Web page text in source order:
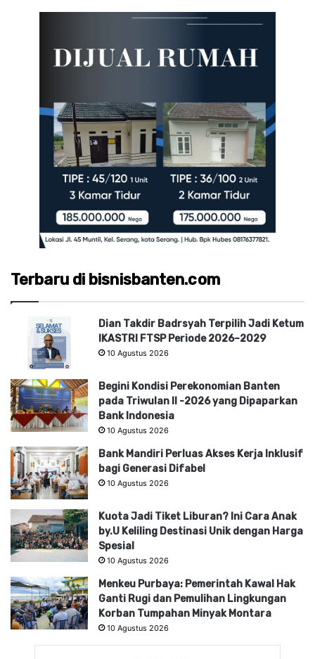
Terbaru di bisnisbanten.com
Dian Takdir Badrsyah Terpilih Jadi Ketum
IKASTRI FTSP Periode 2026–2029
10 Agustus 2026
Begini Kondisi Perekonomian Banten
pada Triwulan II -2026 yang Dipaparkan
Bank Indonesia
10 Agustus 2026
Bank Mandiri Perluas Akses Kerja Inklusif
bagi Generasi Difabel
10 Agustus 2026
Kuota Jadi Tiket Liburan? Ini Cara Anak
by.U Keliling Destinasi Unik dengan Harga
Spesial
10 Agustus 2026
Menkeu Purbaya: Pemerintah Kawal Hak
Ganti Rugi dan Pemulihan Lingkungan
Korban Tumpahan Minyak Montara
10 Agustus 2026